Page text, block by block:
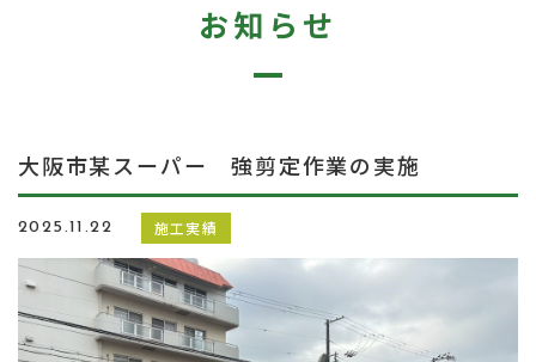
お知らせ
大阪市某スーパー 強剪定作業の実施
2025.11.22 施工実績